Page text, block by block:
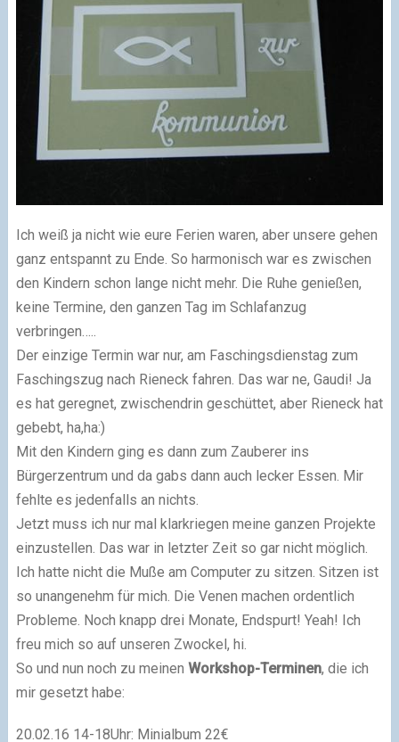
Ich weiß ja nicht wie eure Ferien waren, aber unsere gehen
ganz entspannt zu Ende. So harmonisch war es zwischen
den Kindern schon lange nicht mehr. Die Ruhe genießen,
keine Termine, den ganzen Tag im Schlafanzug
verbringen…..
Der einzige Termin war nur, am Faschingsdienstag zum
Faschingszug nach Rieneck fahren. Das war ne, Gaudi! Ja
es hat geregnet, zwischendrin geschüttet, aber Rieneck hat
gebebt, ha,ha:)
Mit den Kindern ging es dann zum Zauberer ins
Bürgerzentrum und da gabs dann auch lecker Essen. Mir
fehlte es jedenfalls an nichts.
Jetzt muss ich nur mal klarkriegen meine ganzen Projekte
einzustellen. Das war in letzter Zeit so gar nicht möglich.
Ich hatte nicht die Muße am Computer zu sitzen. Sitzen ist
so unangenehm für mich. Die Venen machen ordentlich
Probleme. Noch knapp drei Monate, Endspurt! Yeah! Ich
freu mich so auf unseren Zwockel, hi.
So und nun noch zu meinen Workshop-Terminen, die ich
mir gesetzt habe:
20.02.16 14-18Uhr: Minialbum 22€